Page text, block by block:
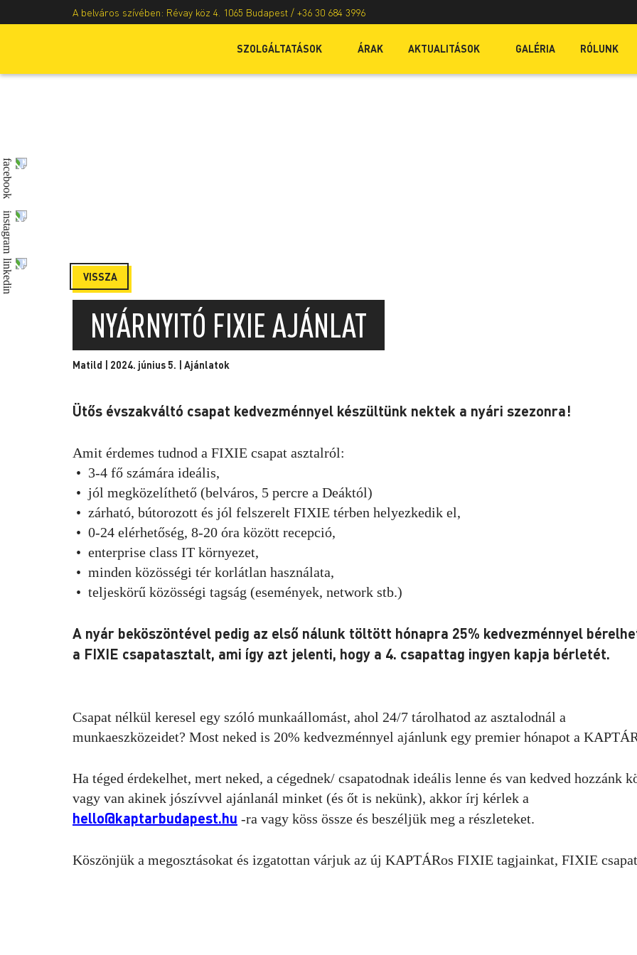
A belváros szívében: Révay köz 4. 1065 Budapest / +36 30 684 3996
SZOLGÁLTATÁSOK ÁRAK AKTUALITÁSOK GALÉRIA RÓLUNK
VISSZA
NYÁRNYITÓ FIXIE AJÁNLAT
Matild | 2024. június 5. | Ajánlatok
Ütős évszakváltó csapat kedvezménnyel készültünk nektek a nyári szezonra!
Amit érdemes tudnod a FIXIE csapat asztalról:
• 3-4 fő számára ideális,
• jól megközelíthető (belváros, 5 percre a Deáktól)
• zárható, bútorozott és jól felszerelt FIXIE térben helyezkedik el,
• 0-24 elérhetőség, 8-20 óra között recepció,
• enterprise class IT környezet,
• minden közösségi tér korlátlan használata,
• teljeskörű közösségi tagság (események, network stb.)
A nyár beköszöntével pedig az első nálunk töltött hónapra 25% kedvezménnyel
a FIXIE csapatasztalt, ami így azt jelenti, hogy a 4. csapattag ingyen kapja bérletét.
Csapat nélkül keresel egy szóló munkaállomást, ahol 24/7 tárolhatod az asztalodnál a
munkaeszközeidet? Most neked is 20% kedvezménnyel ajánlunk egy premier hónapot a
Ha téged érdekelhet, mert neked, a cégednek/ csapatodnak ideális lenne és van kedved hozzánk
vagy van akinek jószívvel ajánlanál minket (és őt is nekünk), akkor írj kérlek a
hello@kaptarbudapest.hu -ra vagy köss össze és beszéljük meg a részleteket.
Köszönjük a megosztásokat és izgatottan várjuk az új KAPTÁRos FIXIE tagjainkat, FIXIE